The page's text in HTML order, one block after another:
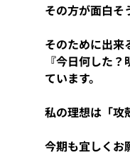
その方が面白そ
そのために出来
『今日何した
ています。
私の理想は「攻
今期も宜しくお